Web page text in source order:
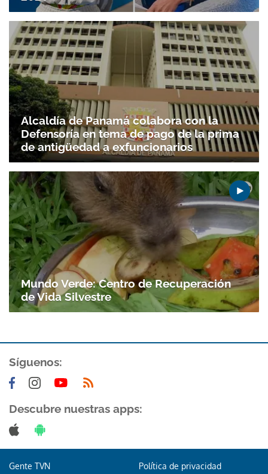
ACEPTAR
Alcaldía de Panamá colabora con la
Defensoría en tema de pago de la prima
de antigüedad a exfuncionarios
Mundo Verde: Centro de Recuperación
de Vida Silvestre
Síguenos:
Descubre nuestras apps:
Gente TVN Política de privacidad